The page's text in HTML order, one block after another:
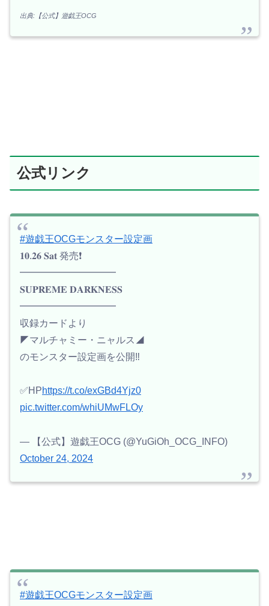
出典:【公式】遊戯王OCG
公式リンク
#遊戯王OCGモンスター設定画
𝟏𝟎.𝟐𝟔 𝐒𝐚𝐭 発売❗️
━━━━━━━━━━
𝐒𝐔𝐏𝐑𝐄𝐌𝐄 𝐃𝐀𝐑𝐊𝐍𝐄𝐒𝐒
━━━━━━━━━━
収録カードより
◤マルチャミー・ニャルス◢
のモンスター設定画を公開‼️
✅HPhttps://t.co/exGBd4Yjz0
pic.twitter.com/whiUMwFLOy
— 【公式】遊戯王OCG (@YuGiOh_OCG_INFO)
October 24, 2024
#遊戯王OCGモンスター設定画